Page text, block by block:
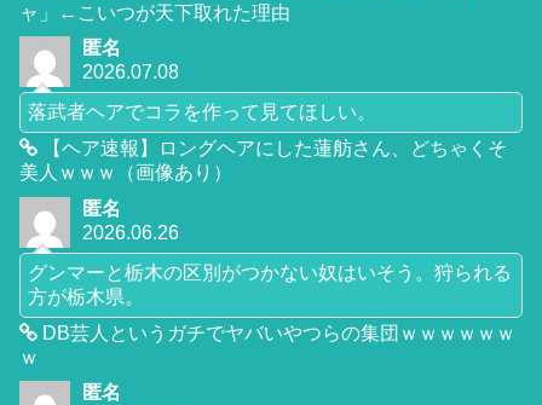
ャ」←こいつが天下取れた理由
匿名
2026.07.08
落武者ヘアでコラを作って見てほしい。
【ヘア速報】ロングヘアにした蓮舫さん、どちゃくそ
美人ｗｗｗ（画像あり）
匿名
2026.06.26
グンマーと栃木の区別がつかない奴はいそう。狩られる
方が栃木県。
DB芸人というガチでヤバいやつらの集団ｗｗｗｗｗｗ
ｗ
匿名